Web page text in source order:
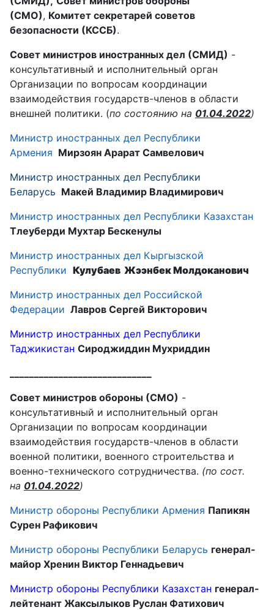
(СМО), Комитет секретарей советов
безопасности (КССБ).
Совет министров иностранных дел (СМИД) -
консультативный и исполнительный орган
Организации по вопросам координации
взаимодействия государств-членов в области
внешней политики. (по состоянию на 01.04.2022)
Министр иностранных дел Республики
Армения Мирзоян Арарат Самвелович
Министр иностранных дел Республики
Беларусь Макей Владимир Владимирович
Министр иностранных дел Республики Казахстан
Тлеуберди Мухтар Бескенулы
Министр иностранных дел Кыргызской
Республики Кулубаев Жээнбек Молдоканович
Министр иностранных дел Российской
Федерации Лавров Сергей Викторович
Министр иностранных дел Республики
Таджикистан Сироджиддин Мухриддин
Совет министров обороны (СМО) -
консультативный и исполнительный орган
Организации по вопросам координации
взаимодействия государств-членов в области
военной политики, военного строительства и
военно-технического сотрудничества. (по сост.
на 01.04.2022)
Министр обороны Республики Армения Папикян
Сурен Рафикович
Министр обороны Республики Беларусь генерал-
майор Хренин Виктор Геннадьевич
Министр обороны Республики Казахстан генерал-
лейтенант Жаксылыков Руслан Фатихович